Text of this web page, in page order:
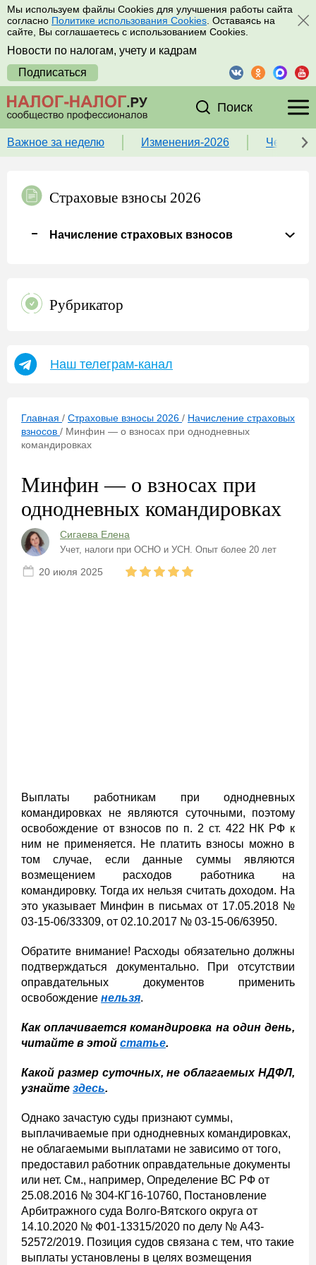
Мы используем файлы Cookies для улучшения работы сайта
согласно Политике использования Cookies . Оставаясь на
сайте, Вы соглашаетесь с использованием Cookies.
Новости по налогам, учету и кадрам
Подписаться
Поиск
Важное за неделю Изменения-2026 Чек-
Страховые взносы 2026
Начисление страховых взносов
Рубрикатор
Наш телеграм-канал
Главная / Страховые взносы 2026 / Начисление страховых
взносов / Минфин — о взносах при однодневных
командировках
Минфин — о взносах при
однодневных командировках
Сигаева Елена
Учет, налоги при ОСНО и УСН. Опыт более 20 лет
20 июля 2025
Выплаты работникам при однодневных
командировках не являются суточными, поэтому
освобождение от взносов по п. 2 ст. 422 НК РФ к
ним не применяется. Не платить взносы можно в
том случае, если данные суммы являются
возмещением расходов работника на
командировку. Тогда их нельзя считать доходом. На
это указывает Минфин в письмах от 17.05.2018 №
03-15-06/33309, от 02.10.2017 № 03-15-06/63950.
Обратите внимание! Расходы обязательно должны
подтверждаться документально. При отсутствии
оправдательных документов применить
освобождение нельзя.
Как оплачивается командировка на один день,
читайте в этой статье.
Какой размер суточных, не облагаемых НДФЛ,
узнайте здесь.
Однако зачастую суды признают суммы,
выплачиваемые при однодневных командировках,
не облагаемыми выплатами не зависимо от того,
предоставил работник оправдательные документы
или нет. См., например, Определение ВС РФ от
25.08.2016 № 304-КГ16-10760, Постановление
Арбитражного суда Волго-Вятского округа от
14.10.2020 № Ф01-13315/2020 по делу № А43-
52572/2019. Позиция судов связана с тем, что такие
выплаты установлены в целях возмещения